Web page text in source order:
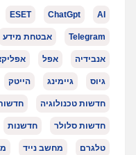
AI
ChatGpt
ESET
Telegram אבטחת מידע
אנבידיה אפל
גיוס גיימינג הייטק
חדשות טכנולוגיה
חדשות סלולר חדשנות
טלגרם מחשב נייד